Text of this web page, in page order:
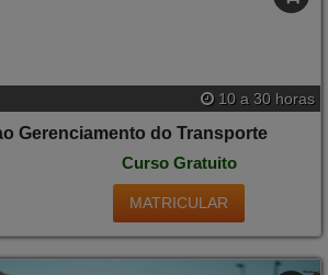
10 a 30 horas
MATRICULAR